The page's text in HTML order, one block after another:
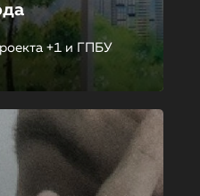
+1 и ГПБУ